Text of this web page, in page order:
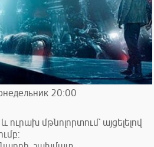
20:00
ուրախ մթնոլորտում` այցելելով